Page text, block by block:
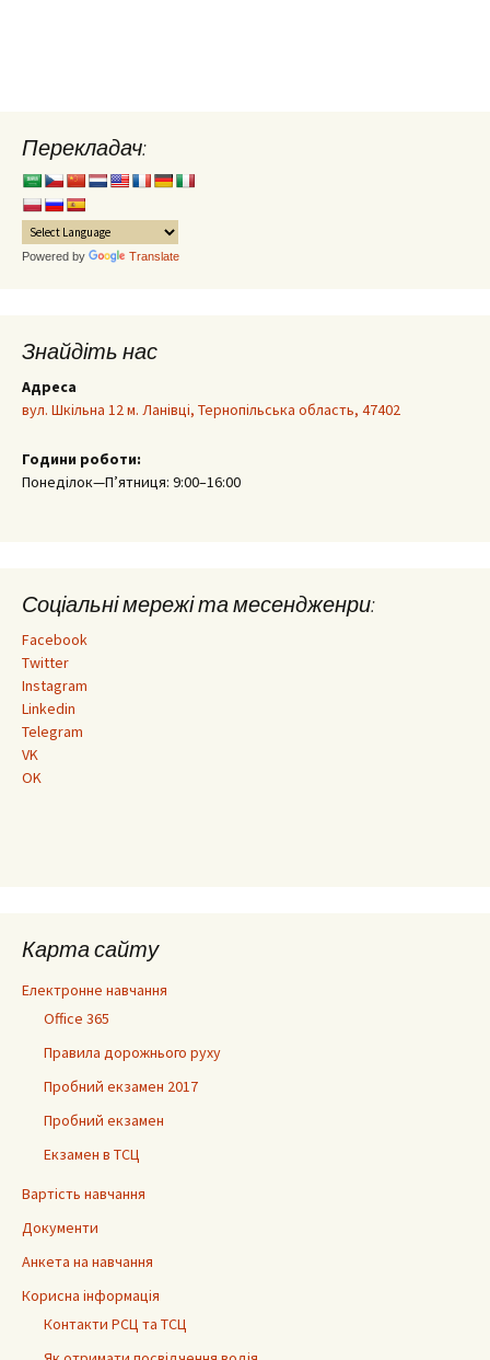
Перекладач:
Powered by Translate
Знайдіть нас
Адреса
вул. Шкільна 12 м. Ланівці, Тернопільська область, 47402
Години роботи:
Понеділок—П’ятниця: 9:00–16:00
Соціальні мережі та месендженри:
Facebook
Twitter
Instagram
Linkedin
Telegram
VK
OK
Карта сайту
Електронне навчання
Office 365
Правила дорожнього руху
Пробний екзамен 2017
Пробний екзамен
Екзамен в ТСЦ
Вартість навчання
Документи
Анкета на навчання
Корисна інформація
Контакти РСЦ та ТСЦ